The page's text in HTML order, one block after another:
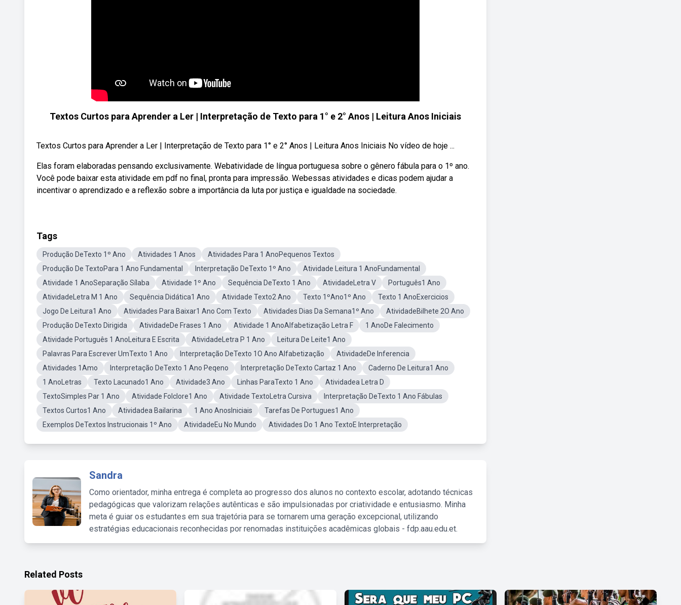
Textos Curtos para Aprender a Ler | Interpretação de Texto para 1° e 2° Anos | Leitura Anos Iniciais
Textos Curtos para Aprender a Ler | Interpretação de Texto para 1° e 2° Anos | Leitura Anos Iniciais No vídeo de hoje ...
Elas foram elaboradas pensando exclusivamente. Webatividade de língua portuguesa sobre o gênero fábula para o 1º ano.
Você pode baixar esta atividade em pdf no final, pronta para impressão. Webessas atividades e dicas podem ajudar a
incentivar o aprendizado e a reflexão sobre a importância da luta por justiça e igualdade na sociedade.
Tags
Produção DeTexto 1º Ano Atividades 1 Anos
Atividades Para 1 AnoPequenos Textos
Produção De TextoPara 1 Ano Fundamental
Interpretação DeTexto 1º Ano
Atividade Leitura 1 AnoFundamental
Atividade 1 AnoSeparação Sílaba
Atividade 1º Ano Sequência DeTexto 1 Ano AtividadeLetra V
Português1 Ano
AtividadeLetra M 1 Ano
Sequência Didática1 Ano Atividade Texto2 Ano Texto 1ºAno1º Ano
Texto 1 AnoExercicios
Jogo De Leitura1 Ano
Atividades Para Baixar1 Ano Com Texto Atividades Dias Da Semana1º Ano
AtividadeBilhete 2O Ano
Produção DeTexto Dirigida
AtividadeDe Frases 1 Ano Atividade 1 AnoAlfabetização Letra F
1 AnoDe Falecimento
Atividade Português 1 AnoLeitura E Escrita
AtividadeLetra P 1 Ano
Leitura De Leite1 Ano
Palavras Para Escrever UmTexto 1 Ano
Interpretação DeTexto 1O Ano Alfabetização
AtividadeDe Inferencia
Atividades 1Amo
Interpretação DeTexto 1 Ano Peqeno Interpretação DeTexto Cartaz 1 Ano
Caderno De Leitura1 Ano
1 AnoLetras
Texto Lacunado1 Ano Atividade3 Ano Linhas ParaTexto 1 Ano
Atividadea Letra D
TextoSimples Par 1 Ano
Atividade Folclore1 Ano Atividade TextoLetra Cursiva
Interpretação DeTexto 1 Ano Fábulas
Textos Curtos1 Ano
Atividadea Bailarina 1 Ano AnosIniciais
Tarefas De Portugues1 Ano
Exemplos DeTextos Instrucionais 1º Ano
AtividadeEu No Mundo Atividades Do 1 Ano TextoE Interpretação
Sandra
Como orientador, minha entrega é completa ao progresso dos alunos no contexto escolar, adotando técnicas
pedagógicas que valorizam relações autênticas e são impulsionadas por criatividade e entusiasmo. Minha
meta é guiar os estudantes em sua trajetória para se tornarem uma geração excepcional, utilizando
estratégias educacionais reconhecidas por renomadas instituições acadêmicas globais - fdp.aau.edu.et.
Related Posts